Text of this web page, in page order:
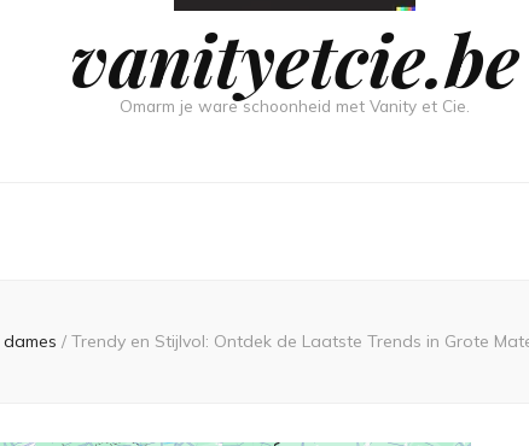
vanityetcie.be
Omarm je ware schoonheid met Vanity et Cie.
dames / Trendy en Stijlvol: Ontdek de Laatste Trends in Grote